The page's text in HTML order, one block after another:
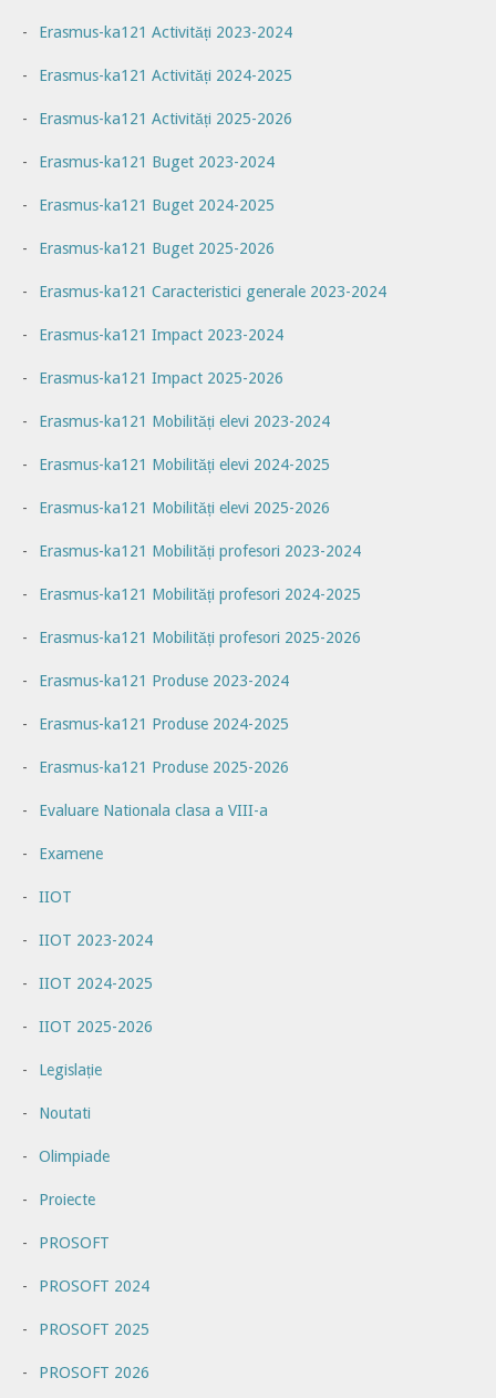
Erasmus-ka121 Activități 2023-2024
Erasmus-ka121 Activități 2024-2025
Erasmus-ka121 Activități 2025-2026
Erasmus-ka121 Buget 2023-2024
Erasmus-ka121 Buget 2024-2025
Erasmus-ka121 Buget 2025-2026
Erasmus-ka121 Caracteristici generale 2023-2024
Erasmus-ka121 Impact 2023-2024
Erasmus-ka121 Impact 2025-2026
Erasmus-ka121 Mobilități elevi 2023-2024
Erasmus-ka121 Mobilități elevi 2024-2025
Erasmus-ka121 Mobilități elevi 2025-2026
Erasmus-ka121 Mobilități profesori 2023-2024
Erasmus-ka121 Mobilități profesori 2024-2025
Erasmus-ka121 Mobilități profesori 2025-2026
Erasmus-ka121 Produse 2023-2024
Erasmus-ka121 Produse 2024-2025
Erasmus-ka121 Produse 2025-2026
Evaluare Nationala clasa a VIII-a
Examene
IIOT
IIOT 2023-2024
IIOT 2024-2025
IIOT 2025-2026
Legislație
Noutati
Olimpiade
Proiecte
PROSOFT
PROSOFT 2024
PROSOFT 2025
PROSOFT 2026